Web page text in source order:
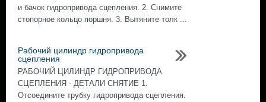
и бачок гидропривода сцепления. 2. Снимите
стопорное кольцо поршня. 3. Вытяните толк ...
Рабочий цилиндр гидропривода
сцепления
РАБОЧИЙ ЦИЛИНДР ГИДРОПРИВОДА
СЦЕПЛЕНИЯ - ДЕТАЛИ СНЯТИЕ 1.
Отсоедините трубку гидропривода сцепления.